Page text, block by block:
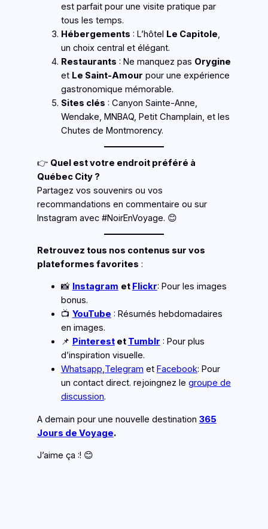
est parfait pour une visite pratique par
tous les temps.
Hébergements : L’hôtel Le Capitole
un choix central et élégant.
Restaurants : Ne manquez pas Orygine
et Le Saint-Amour pour une expérience
gastronomique mémorable.
Sites clés : Canyon Sainte-Anne,
Wendake, MNBAQ, Petit Champlain, et les
Chutes de Montmorency.
👉 Quel est votre endroit préféré à
Québec City ?
Partagez vos souvenirs ou vos
recommandations en commentaire ou sur
Instagram avec #NoirEnVoyage. 😊
Retrouvez tous nos contenus sur vos
plateformes favorites :
📸 Instagram et Flickr: Pour les images
bonus.
📺 YouTube : Résumés hebdomadaires
en images.
📌 Pinterestet Tumblr : Pour plus
d’inspiration visuelle.
Whatsapp,Telegram et Facebook: Pour
un contact direct. rejoingnez le groupe de
discussion.
A demain pour une nouvelle destination 365
Jours de Voyage.
J’aime ça :! 😊